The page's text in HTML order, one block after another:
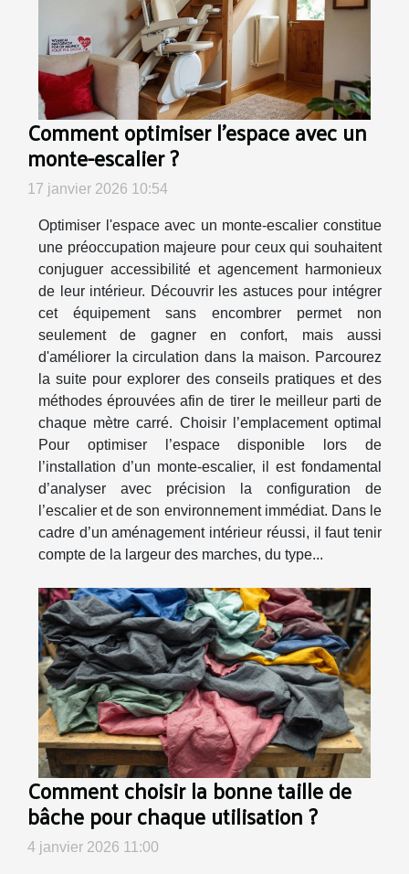
Comment optimiser l'espace avec un
monte-escalier ?
17 janvier 2026 10:54
Optimiser l'espace avec un monte-escalier constitue
une préoccupation majeure pour ceux qui souhaitent
conjuguer accessibilité et agencement harmonieux
de leur intérieur. Découvrir les astuces pour intégrer
cet équipement sans encombrer permet non
seulement de gagner en confort, mais aussi
d'améliorer la circulation dans la maison. Parcourez
la suite pour explorer des conseils pratiques et des
méthodes éprouvées afin de tirer le meilleur parti de
chaque mètre carré. Choisir l’emplacement optimal
Pour optimiser l’espace disponible lors de
l’installation d’un monte-escalier, il est fondamental
d’analyser avec précision la configuration de
l’escalier et de son environnement immédiat. Dans le
cadre d’un aménagement intérieur réussi, il faut tenir
compte de la largeur des marches, du type...
Comment choisir la bonne taille de
bâche pour chaque utilisation ?
4 janvier 2026 11:00